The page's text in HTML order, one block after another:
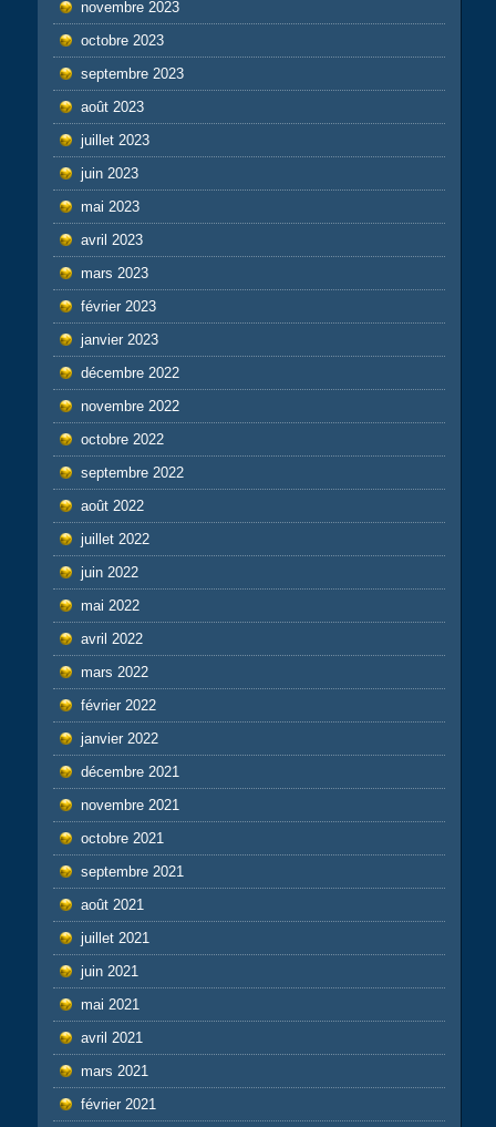
novembre 2023
octobre 2023
septembre 2023
août 2023
juillet 2023
juin 2023
mai 2023
avril 2023
mars 2023
février 2023
janvier 2023
décembre 2022
novembre 2022
octobre 2022
septembre 2022
août 2022
juillet 2022
juin 2022
mai 2022
avril 2022
mars 2022
février 2022
janvier 2022
décembre 2021
novembre 2021
octobre 2021
septembre 2021
août 2021
juillet 2021
juin 2021
mai 2021
avril 2021
mars 2021
février 2021